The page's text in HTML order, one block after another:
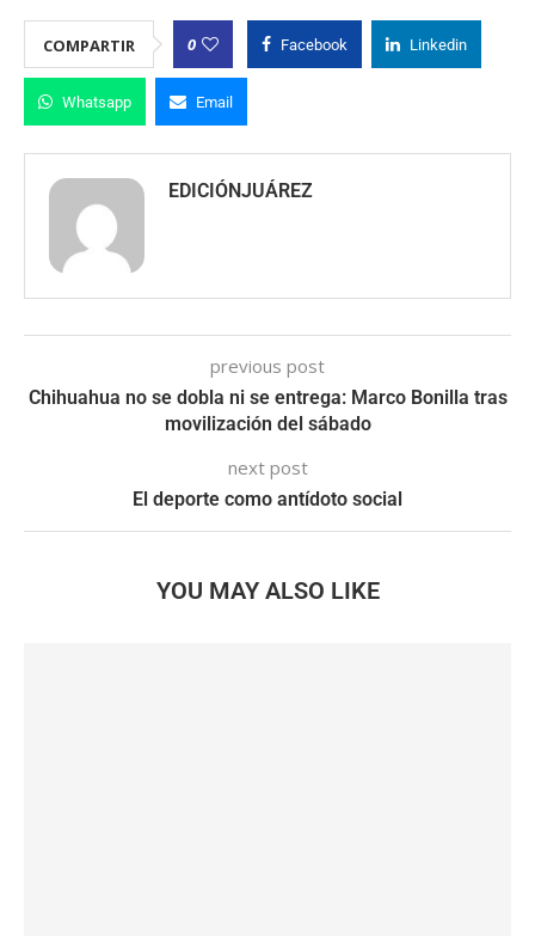
COMPARTIR 0 Facebook Linkedin
Whatsapp Email
EDICIÓNJUÁREZ
previous post
Chihuahua no se dobla ni se entrega: Marco Bonilla tras
movilización del sábado
next post
El deporte como antídoto social
YOU MAY ALSO LIKE